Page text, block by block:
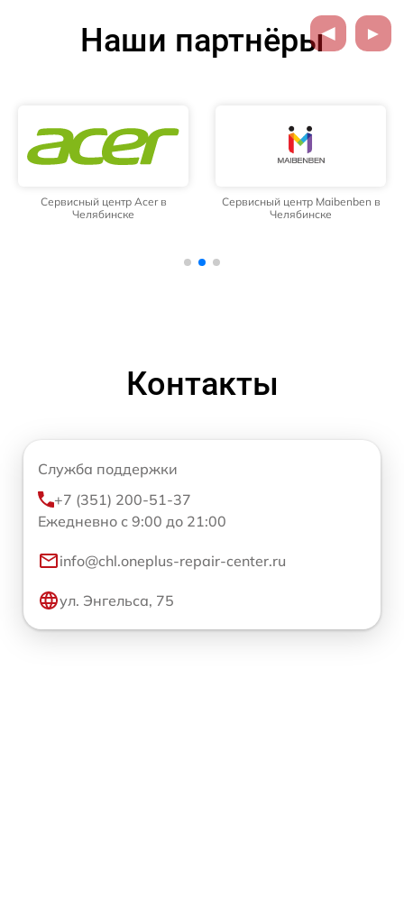
Наши партнёры
Сервисный центр Acer в
Челябинске
Сервисный центр Maibenben в
Челябинске
Контакты
Служба поддержки
+7 (351) 200-51-37
Ежедневно с 9:00 до 21:00
info@chl.oneplus-repair-center.ru
ул. Энгельса, 75